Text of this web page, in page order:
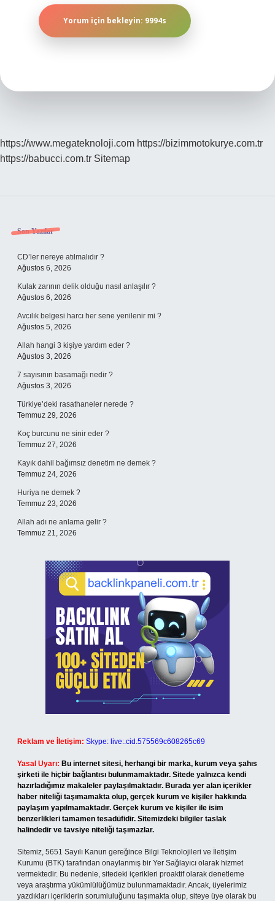
https://www.megateknoloji.com https://bizimmotokurye.com.tr
https://babucci.com.tr Sitemap
Sidebar
Son Yazılar
CD’ler nereye atılmalıdır ?
Ağustos 6, 2026
Kulak zarının delik olduğu nasıl anlaşılır ?
Ağustos 6, 2026
Avcılık belgesi harcı her sene yenilenir mi ?
Ağustos 5, 2026
Allah hangi 3 kişiye yardım eder ?
Ağustos 3, 2026
7 sayısının basamağı nedir ?
Ağustos 3, 2026
Türkiye’deki rasathaneler nerede ?
Temmuz 29, 2026
Koç burcunu ne sinir eder ?
Temmuz 27, 2026
Kayık dahil bağımsız denetim ne demek ?
Temmuz 24, 2026
Huriya ne demek ?
Temmuz 23, 2026
Allah adı ne anlama gelir ?
Temmuz 21, 2026
Reklam ve İletişim: Skype: live:.cid.575569c608265c69
Yasal Uyarı: Bu internet sitesi, herhangi bir marka, kurum veya şahıs
şirketi ile hiçbir bağlantısı bulunmamaktadır. Sitede yalnızca kendi
hazırladığımız makaleler paylaşılmaktadır. Burada yer alan içerikler
haber niteliği taşımamakta olup, gerçek kurum ve kişiler hakkında
paylaşım yapılmamaktadır. Gerçek kurum ve kişiler ile isim
benzerlikleri tamamen tesadüfidir. Sitemizdeki bilgiler taslak
halindedir ve tavsiye niteliği taşımazlar.
Sitemiz, 5651 Sayılı Kanun gereğince Bilgi Teknolojileri ve İletişim
Kurumu (BTK) tarafından onaylanmış bir Yer Sağlayıcı olarak hizmet
vermektedir. Bu nedenle, sitedeki içerikleri proaktif olarak denetleme
veya araştırma yükümlülüğümüz bulunmamaktadır. Ancak, üyelerimiz
yazdıkları içeriklerin sorumluluğunu taşımakta olup, siteye üye olarak bu